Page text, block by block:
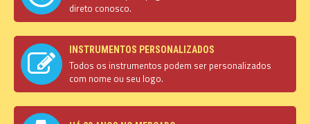
direto conosco.
INSTRUMENTOS PERSONALIZADOS
Todos os instrumentos podem ser personalizados
com nome ou seu logo.